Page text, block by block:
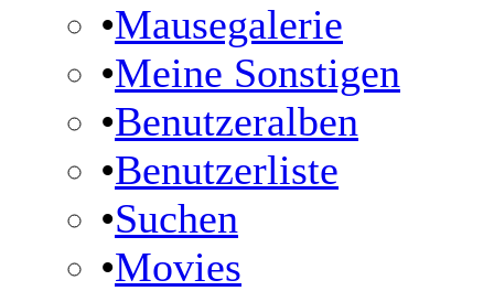
•Mausegalerie
•Meine Sonstigen
•Benutzeralben
•Benutzerliste
•Suchen
•Movies